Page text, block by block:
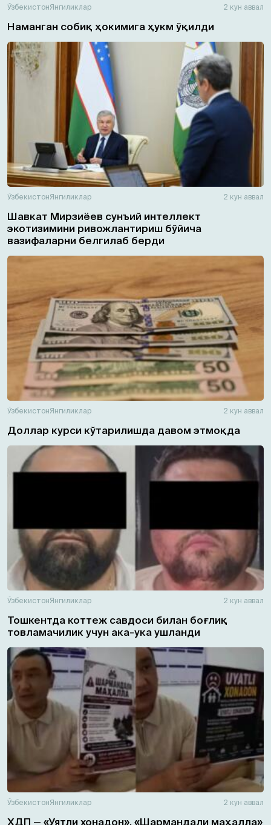
ЎзбекистонЯнгиликлар 2 кун аввал
Наманган собиқ ҳокимига ҳукм ўқилди
ЎзбекистонЯнгиликлар 2 кун аввал
Шавкат Мирзиёев сунъий интеллект
экотизимини ривожлантириш бўйича
вазифаларни белгилаб берди
ЎзбекистонЯнгиликлар 2 кун аввал
Доллар курси кўтарилишда давом этмоқда
ЎзбекистонЯнгиликлар 2 кун аввал
Тошкентда коттеж савдоси билан боғлиқ
товламачилик учун ака-ука ушланди
ЎзбекистонЯнгиликлар 2 кун аввал
ХДП — «Уятли хонадон», «Шармандали маҳалла»